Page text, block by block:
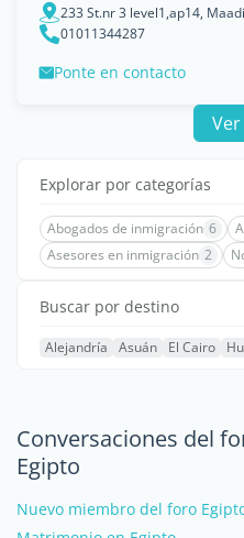
01011344287
Ponte en contacto
Explorar por categorías
Abogados de inmigración 6
Asesores en inmigración 2
Buscar por destino
Alejandría Asuán El Cairo
Conversaciones del
Egipto
Nuevo miembro del foro